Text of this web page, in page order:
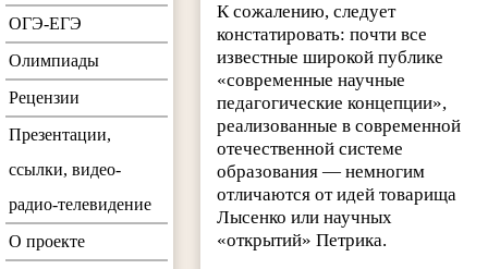
К сожалению, следует
констатировать: почти все
известные широкой публике
«современные научные
педагогические концепции»,
реализованные в современной
отечественной системе
образования — немногим
отличаются от идей товарища
Лысенко или научных
«открытий» Петрика.
ОГЭ-ЕГЭ
Олимпиады
Рецензии
Презентации,
ссылки, видео-
радио-телевидение
О проекте